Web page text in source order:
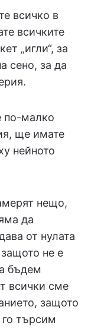
всичко в
всичките
„игли“, за
сено, за да
по-малко
ще имате
нейното
нещо,
да
от нулата
не е
бъдем
всички сме
защото
търсим